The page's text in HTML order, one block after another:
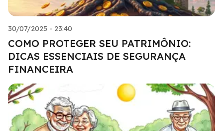
30/07/2025 - 23:40
COMO PROTEGER SEU PATRIMÔNIO:
DICAS ESSENCIAIS DE SEGURANÇA
FINANCEIRA